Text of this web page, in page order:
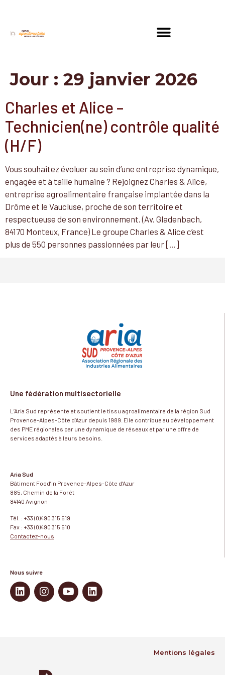
Jour : 29 janvier 2026
Charles et Alice –
Technicien(ne) contrôle qualité
(H/F)
Vous souhaitez évoluer au sein d’une entreprise dynamique,
engagée et à taille humaine ? Rejoignez Charles & Alice,
entreprise agroalimentaire française implantée dans la
Drôme et le Vaucluse, proche de son territoire et
respectueuse de son environnement. (Av. Gladenbach,
84170 Monteux, France) Le groupe Charles & Alice c’est
plus de 550 personnes passionnées par leur […]
Une fédération multisectorielle
L’Aria Sud représente et soutient le tissu agroalimentaire de la région Sud
Provence-Alpes-Côte d’Azur depuis 1989. Elle contribue au développement
des PME régionales par une dynamique de réseaux et par une offre de
services adaptés à leurs besoins.
Aria Sud
Bâtiment Food’in Provence-Alpes-Côte d’Azur
885, Chemin de la Forêt
84140 Avignon
Tél. : +33 (0)490 315 519
Fax : +33 (0)490 315 510
Contactez-nous
Nous suivre
Mentions légales